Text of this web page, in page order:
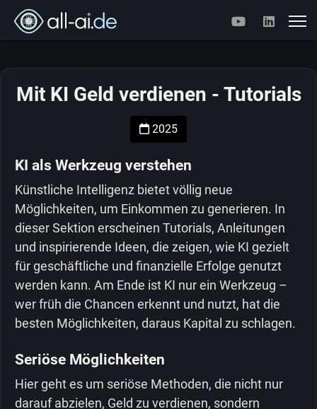
Mit KI Geld verdienen - Tutorials
2025
KI als Werkzeug verstehen
Künstliche Intelligenz bietet völlig neue
Möglichkeiten, um Einkommen zu generieren. In
dieser Sektion erscheinen Tutorials, Anleitungen
und inspirierende Ideen, die zeigen, wie KI gezielt
für geschäftliche und finanzielle Erfolge genutzt
werden kann. Am Ende ist KI nur ein Werkzeug –
wer früh die Chancen erkennt und nutzt, hat die
besten Möglichkeiten, daraus Kapital zu schlagen.
Seriöse Möglichkeiten
Hier geht es um seriöse Methoden, die nicht nur
darauf abzielen, Geld zu verdienen, sondern